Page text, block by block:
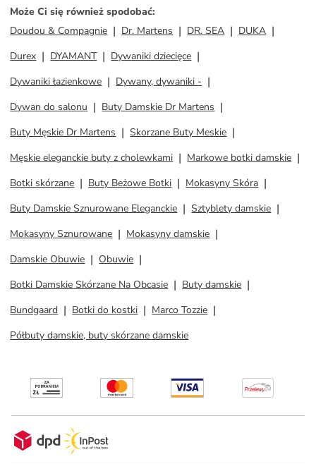
Może Ci się również spodobać:
Doudou & Compagnie
Dr. Martens DR. SEA
DUKA
Durex
DYAMANT
Dywaniki dziecięce
Dywaniki łazienkowe
Dywany, dywaniki -
Dywan do salonu
Buty Damskie Dr Martens
Buty Męskie Dr Martens
Skorzane Buty Meskie
Męskie eleganckie buty z cholewkami
Markowe botki damskie
Botki skórzane
Buty Beżowe Botki
Mokasyny Skóra
Buty Damskie Sznurowane Eleganckie
Sztyblety damskie
Mokasyny Sznurowane
Mokasyny damskie
Damskie Obuwie
Obuwie
Botki Damskie Skórzane Na Obcasie
Buty damskie
Bundgaard
Botki do kostki
Marco Tozzie
Półbuty damskie, buty skórzane damskie